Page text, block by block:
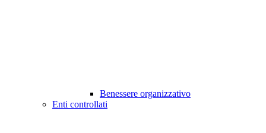
Benessere organizzativo
Enti controllati